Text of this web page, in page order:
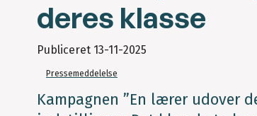
deres klasse
Publiceret 13-11-2025
Pressemeddelelse
Kampagnen ”En lærer udover